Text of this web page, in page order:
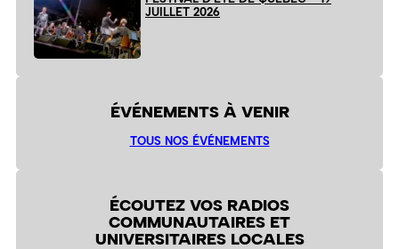
JUILLET 2026
ÉVÉNEMENTS À VENIR
TOUS NOS ÉVÉNEMENTS
ÉCOUTEZ VOS RADIOS
COMMUNAUTAIRES ET
UNIVERSITAIRES LOCALES